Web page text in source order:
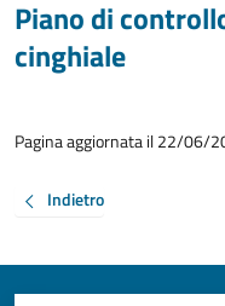
Piano di
cinghiale
Pagina aggiornata il 22/06/
Indietro